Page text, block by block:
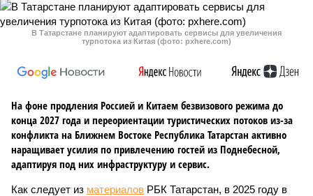
В Татарстане планируют адаптировать сервисы для увеличения
турпотока из Китая (фото: pxhere.com)
На фоне продления Россией и Китаем безвизового режима до
конца 2027 года и переориентации туристических потоков из-за
конфликта на Ближнем Востоке Республика Татарстан активно
наращивает усилия по привлечению гостей из Поднебесной,
адаптируя под них инфраструктуру и сервис.
Как следует из материалов РБК Татарстан, в 2025 году в